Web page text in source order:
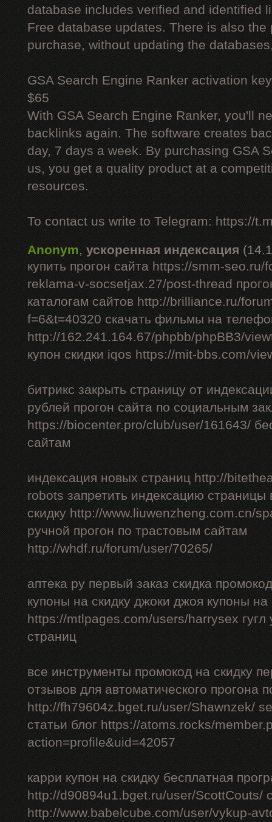
database includes verified and identified
Free database updates. There is also
purchase, without updating the
GSA Search Engine Ranker activation key
$65
With GSA Search Engine Ranker, you'll
backlinks again. The software creates
day, 7 days a week. By purchasing GSA
us, you get a quality product at a
resources.
To contact us write to Telegram: https://
Anonym, ускоренная индексация
купить прогон сайта https://smm-
reklama-v-socsetjax.27/post-thread
каталогам сайтов http://brilliance.ru/
f=6&t=40320 скачать фильмы на
http://162.241.164.67/phpbb/phpBB3/
купон скидки iqos https://mit-bbs.com/
битрикс закрыть страницу от
рублей прогон сайта по социальным
https://biocenter.pro/club/user/161643/
сайтам
индексация новых страниц http://
robots запретить индексацию страницы
скидку http://www.liuwenzheng.com.cn/
ручной прогон по трастовым сайтам
http://whdf.ru/forum/user/70265/
аптека ру первый заказ скидка
купоны на скидку джоки джоя купоны на
https://mtlpages.com/users/harrysex гугл
страниц
все инструменты промокод на скидку
отзывов для автоматического прогона
http://fh79604z.bget.ru/user/Shawnzek/
статьи блог https://atoms.rocks/
action=profile&uid=42057
карри купон на скидку бесплатная
http://d90894u1.bget.ru/user/ScottCouts/
http://www.babelcube.com/user/vykup-